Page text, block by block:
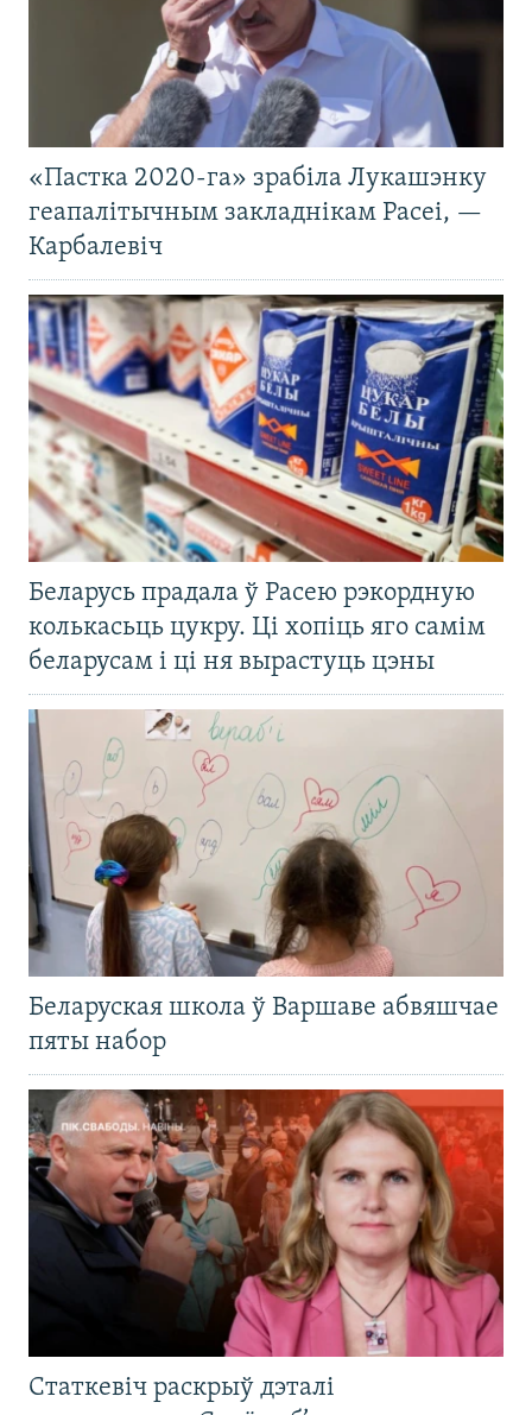
«Пастка 2020-га» зрабіла Лукашэнку
геапалітычным закладнікам Расеі, —
Карбалевіч
Беларусь прадала ў Расею рэкордную
колькасьць цукру. Ці хопіць яго самім
беларусам і ці ня вырастуць цэны
Беларуская школа ў Варшаве абвяшчае
пяты набор
Статкевіч раскрыў дэталі